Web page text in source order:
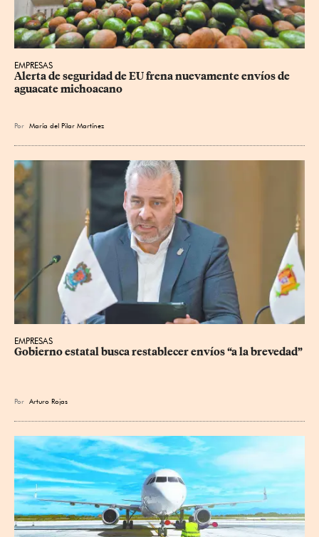
EMPRESAS
Alerta de seguridad de EU frena nuevamente envíos de
aguacate michoacano
Por María del Pilar Martínez
EMPRESAS
Gobierno estatal busca restablecer envíos “a la brevedad”
Por Arturo Rojas